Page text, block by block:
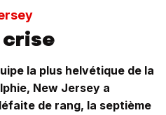
crise
la plus helvétique de la
New Jersey a
de rang, la septième